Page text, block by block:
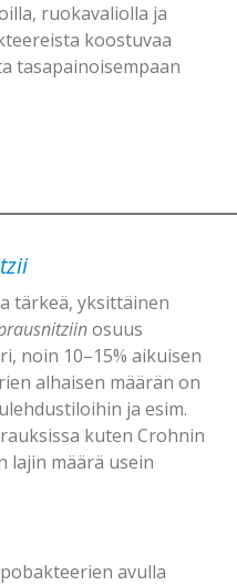
ruokavaliolla ja
koostuvaa
tasapainoisempaan
tärkeä, yksittäinen
osuus
noin 10–15% aikuisen
alhaisen määrän on
ja esim.
kuten Crohnin
lajin määrä usein
avulla